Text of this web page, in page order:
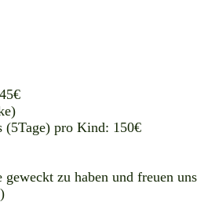
und Getränke)
pro Kind: 150€
zu haben und freuen uns